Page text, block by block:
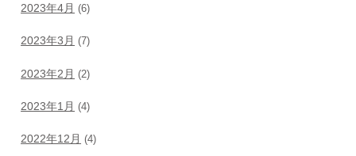
2023年4月 (6)
2023年3月 (7)
2023年2月 (2)
2023年1月 (4)
2022年12月 (4)